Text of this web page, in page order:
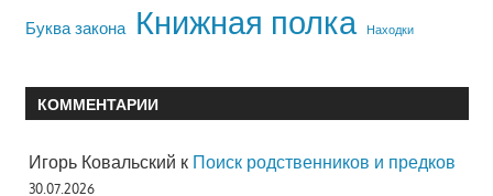
Буква закона Книжная полка Находки
КОММЕНТАРИИ
Игорь Ковальский к Поиск родственников и предков
30.07.2026